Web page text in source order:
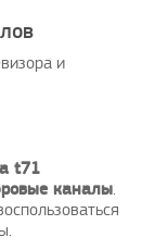
и
t71
каналы.